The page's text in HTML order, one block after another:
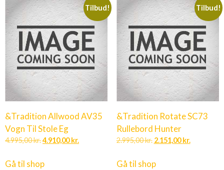
Tilbud!
&Tradition Allwood AV35
Vogn Til Stole Eg
4.995,00kr.4.910,00kr.
Gå til shop
Tilbud!
&Tradition Rotate SC73
Rullebord Hunter
2.995,00kr. 2.151,00kr.
Gå til shop